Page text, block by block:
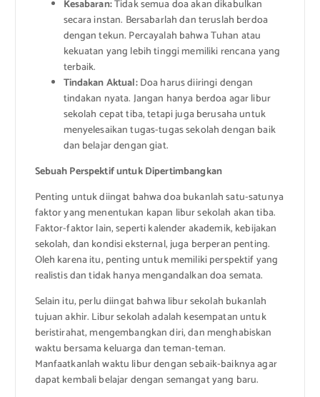
Kesabaran:Tidak semua doa akan dikabulkan
secara instan. Bersabarlah dan teruslah berdoa
dengan tekun. Percayalah bahwa Tuhan atau
kekuatan yang lebih tinggi memiliki rencana yang
terbaik.
Tindakan Aktual:Doa harus diiringi dengan
tindakan nyata. Jangan hanya berdoa agar libur
sekolah cepat tiba, tetapi juga berusaha untuk
menyelesaikan tugas-tugas sekolah dengan baik
dan belajar dengan giat.
Sebuah Perspektif untuk Dipertimbangkan
Penting untuk diingat bahwa doa bukanlah satu-satunya
faktor yang menentukan kapan libur sekolah akan tiba.
Faktor-faktor lain, seperti kalender akademik, kebijakan
sekolah, dan kondisi eksternal, juga berperan penting.
Oleh karena itu, penting untuk memiliki perspektif yang
realistis dan tidak hanya mengandalkan doa semata.
Selain itu, perlu diingat bahwa libur sekolah bukanlah
tujuan akhir. Libur sekolah adalah kesempatan untuk
beristirahat, mengembangkan diri, dan menghabiskan
waktu bersama keluarga dan teman-teman.
Manfaatkanlah waktu libur dengan sebaik-baiknya agar
dapat kembali belajar dengan semangat yang baru.